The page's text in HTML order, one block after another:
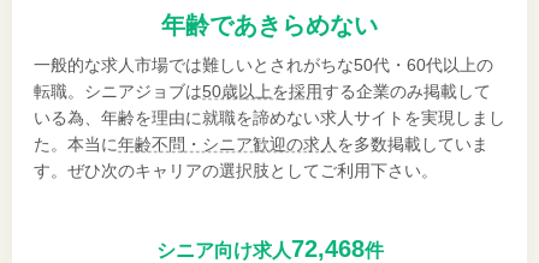
年齢であきらめない
一般的な求人市場では難しいとされがちな50代・60代以上の
転職。シニアジョブは50歳以上を採用する企業のみ掲載して
いる為、年齢を理由に就職を諦めない求人サイトを実現しまし
た。本当に年齢不問・シニア歓迎の求人 を多数掲載していま
す。ぜひ次のキャリアの選択肢としてご利用下さい。
シニア向け求人72,468件